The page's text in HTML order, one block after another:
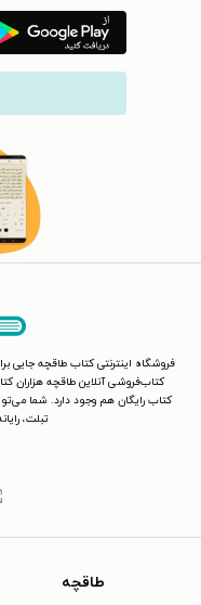
فروشگاه اینترنتی کتاب طاقچه جایی
کتاب‌فروشی آنلاین طاقچه هزاران
کتاب رایگان هم وجود دارد. شما
تبلت،
طاقچه